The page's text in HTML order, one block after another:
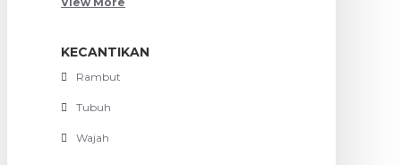
KECANTIKAN
Rambut
Tubuh
Wajah